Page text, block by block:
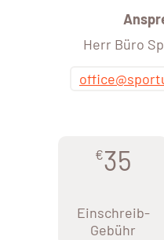
Herr Büro
€35
Einschreib-
Gebühr